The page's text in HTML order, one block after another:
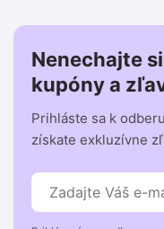
Nenechajte
kupóny a
Prihláste sa k
získate exkluzívne